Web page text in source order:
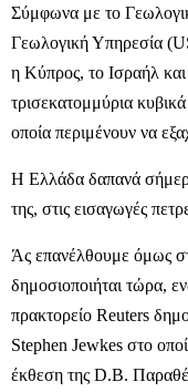
Σύμφωνα με το
Γεωλογική Υπηρεσία
η Κύπρος, το Ισραήλ
τρισεκατομμύρια
οποία περιμένουν να
Η Ελλάδα δαπανά
της, στις εισαγωγές
Άς επανέλθουμε όμως
δημοσιοποιήται τώρα,
πρακτορείο Reuters
Stephen Jewkes στο
έκθεση της D.B.